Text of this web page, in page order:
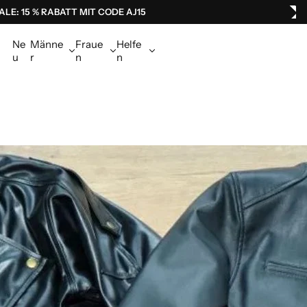
15 % RABATT MIT CODE AJ15
Ne
u
Männe
r
Fraue
n
Helfe
n